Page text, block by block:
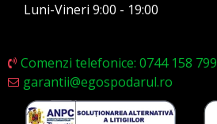
Luni-Vineri 9:00 - 19:00
Comenzi telefonice: 0744 158 799
garantii@egospodarul.ro